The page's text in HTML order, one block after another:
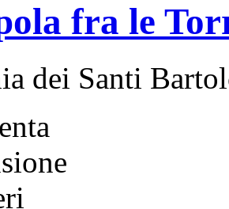
fra le
dei Santi